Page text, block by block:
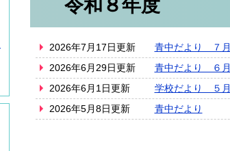
令和８年度
2026年7月17日更新
青中だより ７月
2026年6月29日更新
青中だより ６月
2026年6月1日更新
学校だより ５月
2026年5月8日更新
青中だより